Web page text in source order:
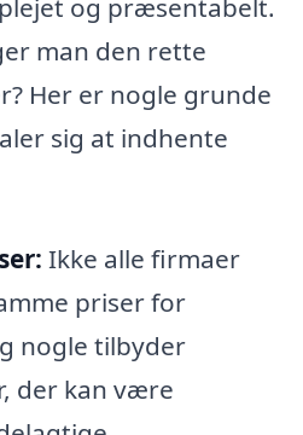
og præsentabelt.
man den rette
Her er nogle grunde
sig at indhente
Ikke alle firmaer
priser for
nogle tilbyder
der kan være